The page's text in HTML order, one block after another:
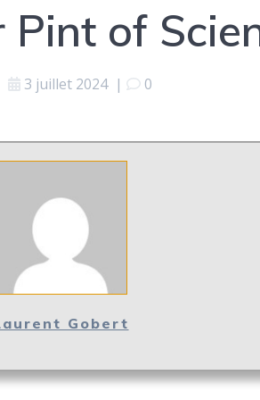
of
3 juillet 2024| 0
Gobert